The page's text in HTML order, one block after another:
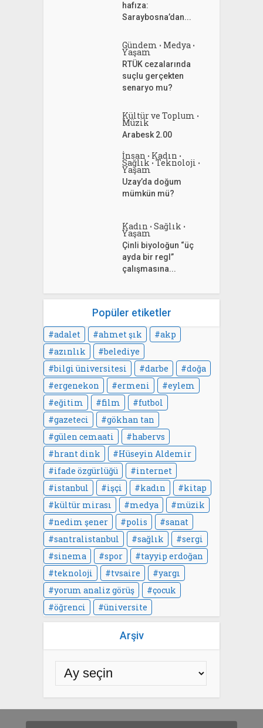
hafıza:
Saraybosna’dan...
Gündem • Medya •
Yaşam
RTÜK cezalarında
suçlu gerçekten
senaryo mu?
Kültür ve Toplum •
Müzik
Arabesk 2.00
İnsan • Kadın •
Sağlık • Teknoloji •
Yaşam
Uzay’da doğum
mümkün mü?
Kadın • Sağlık •
Yaşam
Çinli biyoloğun “üç
ayda bir regl”
çalışmasına...
Popüler etiketler
adalet ahmet şık
akp
azınlık
belediye
bilgi üniversitesi
darbe
doğa
ergenekon
ermeni
eylem
eğitim
film
futbol
gazeteci
gökhan tan
gülen cemaati
habervs
hrant dink
Hüseyin Aldemir
ifade özgürlüğü
internet
istanbul
işçi kadın
kitap
kültür mirası
medya
müzik
nedim şener
polis
sanat
santralistanbul
sağlık
sergi
sinema
spor
tayyip erdoğan
teknoloji
tvsaire
yargı
yorum analiz görüş
çocuk
öğrenci
üniversite
Arşiv